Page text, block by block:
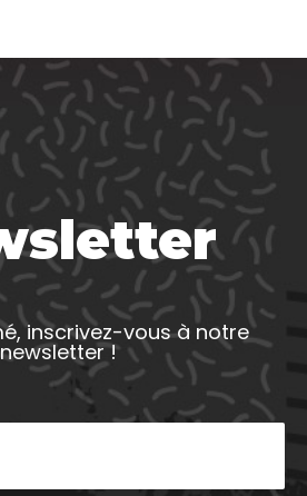
inscrivez-vous à notre
newsletter !